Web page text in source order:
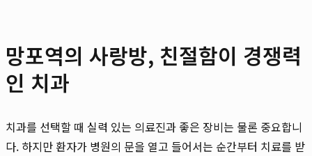
망포역의 사랑방, 친절함이 경쟁력
인 치과
치과를 선택할 때 실력 있는 의료진과 좋은 장비는 물론 중요합니
다. 하지만 환자가 병원의 문을 열고 들어서는 순간부터 치료를 받